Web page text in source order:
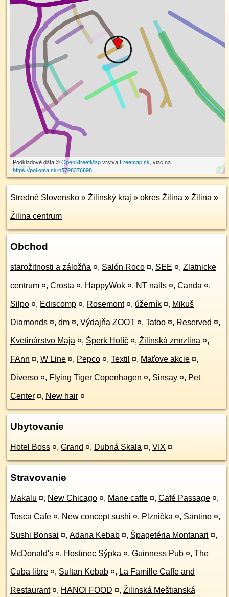
100 m
Podkladové dáta ©OpenStreetMapvrstva Freemap.sk, viac na
https://poi.oma.sk/n5798376898
Stredné Slovensko » Žilinský kraj » okres Žilina » Žilina »
Žilina centrum
Obchod
starožitnosti a záložňa ¤, Salón Roco ¤, SEE ¤, Zlatnicke
centrum ¤, Crosta ¤, HappyWok ¤, NT nails ¤, Canda ¤,
Silpo ¤, Ediscomp ¤, Rosemont ¤, úžerník ¤, Mikuš
Diamonds ¤, dm ¤, Výdajňa ZOOT ¤, Tatoo ¤, Reserved ¤,
Kvetinárstvo Maja ¤, Šperk Holíč ¤, Žilinská zmrzlina ¤,
FAnn ¤, W Line ¤, Pepco ¤, Textil ¤, Maťove akcie ¤,
Diverso ¤, Flying Tiger Copenhagen ¤, Sinsay ¤, Pet
Center ¤, New hair ¤
Ubytovanie
Hotel Boss ¤, Grand ¤, Dubná Skala ¤, VIX ¤
Stravovanie
Makalu ¤, New Chicago ¤, Mane caffe ¤, Café Passage ¤,
Tosca Cafe ¤, New concept sushi ¤, Plznička ¤, Santino ¤,
Sushi Bonsai ¤, Adana Kebab ¤, Špagetéria Montanari ¤,
McDonald's ¤, Hostinec Sýpka ¤, Guinness Pub ¤, The
Cuba libre ¤, Sultan Kebab ¤, La Famille Caffe and
Restaurant ¤, HANOI FOOD ¤, Žilinská Meštianská